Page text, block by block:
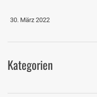
30. März 2022
Kategorien